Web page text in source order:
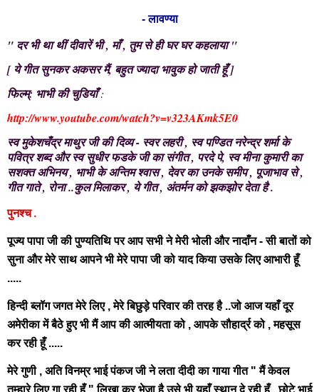
- लावण्या
" दरभी था थीं दीवारें भी , माँ , तुम से ही घर घर कहलाया "
[ ये गीत सुनकर अकसर मैं, बहुत ज्यादा भावुक हो जाती हूँ ]
फिल्म्: भाभी की चुडियाँ:
http://www.youtube.com/watch?v=v323AKmk5E0
स्व मुकेशचँद्र माथुर जी की दिव्य - स्वर लहरी , स्व पण्डित नरेन्द्र शर्मा के
पवित्र शब्द और स्व सुधीर फडके जी का संगीत , परदे पे, स्व मीना कुमारी का
सशक्त अभिनय , भाभी के अन्तिम श्वास , देवर का उनके समीप , पूजाभाव से ,
गीत गाते , रोना ..कुल मिलाकर , ये गीत , अंतर्मन को झकझोर देता है .
पुनश्च.
पूज्यपापा जीकी पुण्यतिथि पर आप सभी ने मेरी भोली और नादाँन - सी बातों को
सुना और मेरे साथ आपने भी मेरे पापा जी को याद किया उसके लिए आभारी हूँ
.....
हिन्दी ब्लॉग जगत मेरे लिए , मेरे बिछुड़े परिवार की तरह है ..जो आज यहाँ दूर
अमेरीका में बैठे हुए भी मैं आप की आत्मीयता को , आपके सौहार्द्र को , महसूस
कर रही हूँ .....
मेरे गुणी , अति विनम्र भाई पंकज जी ने लता दीदी का गाया गीत " मैं केवल
तुम्हारे लिए गा रही हूँ " लिखा कर भेजा है उसे भी यहाँ स्थान दे रही हूँ ..छोटे भाई